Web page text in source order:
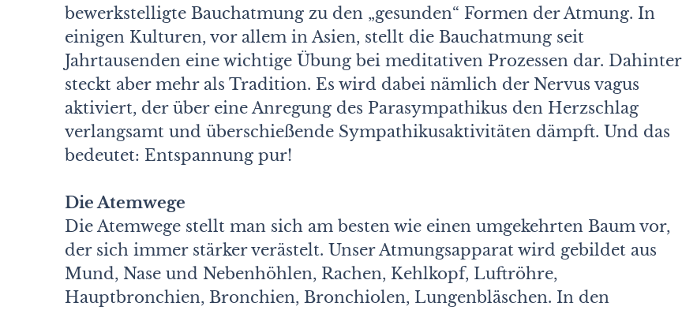
bewerkstelligte Bauchatmung zu den „gesunden“ Formen der Atmung. In
einigen Kulturen, vor allem in Asien, stellt die Bauchatmung seit
Jahrtausenden eine wichtige Übung bei meditativen Prozessen dar. Dahinter
steckt aber mehr als Tradition. Es wird dabei nämlich der Nervus vagus
aktiviert, der über eine Anregung des Parasympathikus den Herzschlag
verlangsamt und überschießende Sympathikusaktivitäten dämpft. Und das
bedeutet: Entspannung pur!
Die Atemwege
Die Atemwege stellt man sich am besten wie einen umgekehrten Baum vor,
der sich immer stärker verästelt. Unser Atmungsapparat wird gebildet aus
Mund, Nase und Nebenhöhlen, Rachen, Kehlkopf, Luftröhre,
Hauptbronchien, Bronchien, Bronchiolen, Lungenbläschen. In den